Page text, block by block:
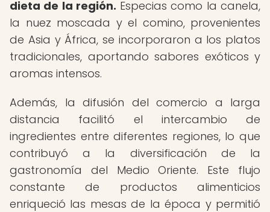
dieta de la región. Especias como la canela,
la nuez moscada y el comino, provenientes
de Asia y África, se incorporaron a los platos
tradicionales, aportando sabores exóticos y
aromas intensos.
Además, la difusión del comercio a larga
distancia facilitó el intercambio de
ingredientes entre diferentes regiones, lo que
contribuyó a la diversificación de la
gastronomía del Medio Oriente. Este flujo
constante de productos alimenticios
enriqueció las mesas de la época y permitió